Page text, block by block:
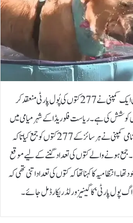
امریکا میں پالتو کتے سپلائی کرنے والی ایک کمپنی نے 277 کتوں کی پُول پارٹی منعقد کر
کوشش کی ہے۔ریاست فلوریڈا کے شہر میامی میں
واقع چیوی بارک پارک میں چیوی نامی کمپنی نے ہر سائز کے 277 کتوں کو جمع کیا تاکہ
ہونے والے کتوں کی تعداد گننے کے لیے موقع
تھا۔انتظامیہ کا کہنا تھا کہ کتوں کی تعداد اتنی تھی کہ
پول پارٹی‘ کا گینیز ورلڈ ریکارڈ مل جائے۔